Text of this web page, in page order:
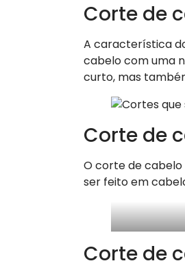
Corte de
​A característica
cabelo com uma
curto, mas
​Corte de
O corte de
ser feito em
​Corte de